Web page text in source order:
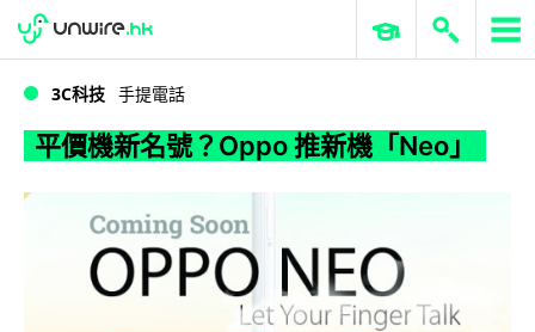
平價機新名號？Oppo 推新機「Neo」
WWDC 2026 ERP 與商業 AI
3C科技 手提電話
平價機新名號？Oppo 推新機「Neo」